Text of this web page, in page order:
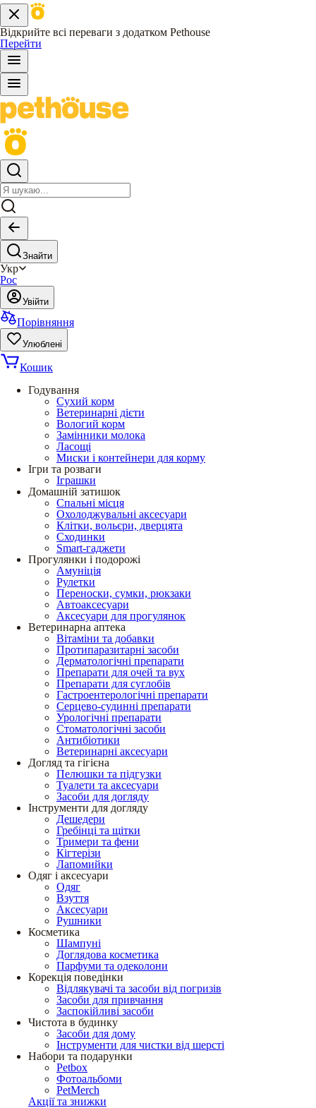
Відкрийте всі переваги з додатком Pethouse
Перейти
Знайти
Укр
Рос
Увійти
Порівняння
Улюблені
Кошик
Годування
Сухий корм
Ветеринарні дієти
Вологий корм
Замінники молока
Ласощі
Миски і контейнери для корму
Ігри та розваги
Іграшки
Домашній затишок
Спальні місця
Охолоджувальні аксесуари
Клітки, вольєри, дверцята
Сходинки
Smart-гаджети
Прогулянки і подорожі
Амуніція
Рулетки
Переноски, сумки, рюкзаки
Автоаксесуари
Аксесуари для прогулянок
Ветеринарна аптека
Вітаміни та добавки
Протипаразитарні засоби
Дерматологічні препарати
Препарати для очей та вух
Препарати для суглобів
Гастроентерологічні препарати
Серцево-судинні препарати
Урологічні препарати
Стоматологічні засоби
Антибіотики
Ветеринарні аксесуари
Догляд та гігієна
Пелюшки та підгузки
Туалети та аксесуари
Засоби для догляду
Інструменти для догляду
Дешедери
Гребінці та щітки
Тримери та фени
Кігтерізи
Лапомийки
Одяг і аксесуари
Одяг
Взуття
Аксесуари
Рушники
Косметика
Шампуні
Доглядова косметика
Парфуми та одеколони
Корекція поведінки
Відлякувачі та засоби від погризів
Засоби для привчання
Заспокійливі засоби
Чистота в будинку
Засоби для дому
Інструменти для чистки від шерсті
Набори та подарунки
Petbox
Фотоальбоми
PetMerch
Акції та знижки